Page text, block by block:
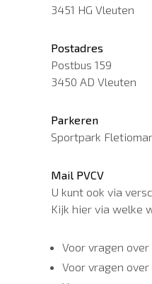
3451 HG Vleuten
Postadres
Postbus 159
3450 AD Vleuten
Parkeren
Sportpark
Mail PVCV
U kunt ook via
Kijk hier via welke
Voor vragen over
Voor vragen